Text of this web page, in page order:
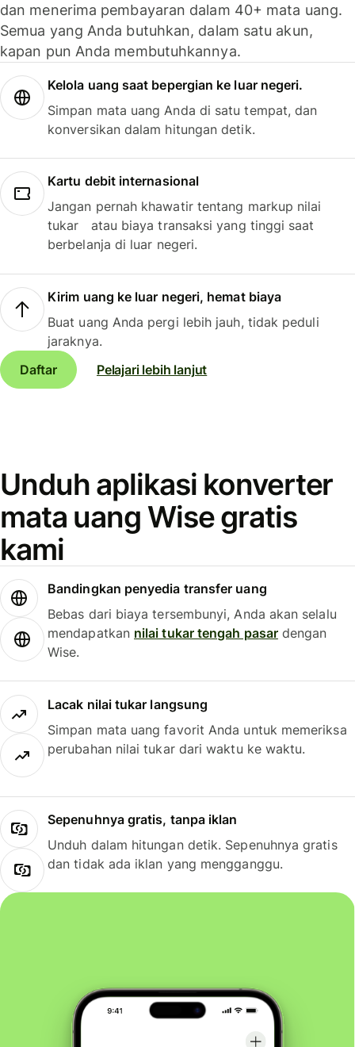
dan menerima pembayaran dalam 40+ mata uang.
Semua yang Anda butuhkan, dalam satu akun,
kapan pun Anda membutuhkannya.
Kelola uang saat bepergian ke luar negeri.
Simpan mata uang Anda di satu tempat, dan
konversikan dalam hitungan detik.
Kartu debit internasional
Jangan pernah khawatir tentang markup nilai
tukar atau biaya transaksi yang tinggi saat
berbelanja di luar negeri.
Kirim uang ke luar negeri, hemat biaya
Buat uang Anda pergi lebih jauh, tidak peduli
jaraknya.
Daftar
Pelajari lebih lanjut
Unduh aplikasi konverter
mata uang Wise gratis
kami
Bandingkan penyedia transfer uang
Bebas dari biaya tersembunyi, Anda akan selalu
mendapatkan nilai tukar tengah pasardengan
Wise.
Lacak nilai tukar langsung
Simpan mata uang favorit Anda untuk memeriksa
perubahan nilai tukar dari waktu ke waktu.
Sepenuhnya gratis, tanpa iklan
Unduh dalam hitungan detik. Sepenuhnya gratis
dan tidak ada iklan yang mengganggu.